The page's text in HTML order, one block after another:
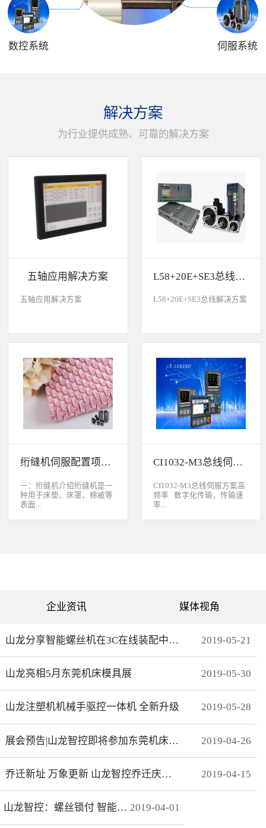
数控系统 伺服系统
解决方案
为行业提供成熟、可靠的解决方案
五轴应用解决方案
五轴应用解决方案
L58+20E+SE3总线解决方案
L58+20E+SE3总线解决方案
绗缝机伺服配置项目介绍
一：绗缝机介绍绗缝机是一
种用于床垫、床罩、棉被等
表面...
为单针设计，采用电脑可视
化界面控制机器移动实现花
绗缝机是以XY—Z型运动的
动，Z轴控制机头的绗缝。
（1）Z轴方向运动——绗缝
针上下的运动。（两个伺
（一个伺服）（3）Y轴方向
运动。（一个伺服）其中Z
轴是要两个伺服来配合完
成，伺服Z1：控制绗缝针上
动跟随不用电脑系统控制。
所以电脑是三轴系统，但却
控制着4个伺服。Z轴主要工
艺是：在500-2800针/分的
速度下，保证针始终能插入
CI1032-M3总线伺服方案
CI1032-M3总线伺服方案高
频率 数字化传输，传输速
率...
合远距离的电机控制。网线
式接线 减少前期接线、制
观。分期保护 可以实现系
拆卸功能，有效杜绝拖款。
伺服参数，一键设置下发，
冲100倍，多个轴联动加工
问题而导致的加 工不
协调、整体效果变形等。快
速 MECHATROLINK III总
响应频率，位 置速度指
令整定时间可达2ms以下。
精准 23位绝对值编码器，
企业资讯 媒体视角
山龙分享智能螺丝机在3C在线装配中的应用 2019-05-21
山龙亮相5月东莞机床模具展 2019-05-30
山龙注塑机机械手驱控一体机 全新升级 2019-05-28
展会预告|山龙智控即将参加东莞机床模具展 2019-04-26
乔迁新址 万象更新 山龙智控乔迁庆典隆重举行 2019-04-15
山龙智控：螺丝锁付 智能升级 2019-04-01